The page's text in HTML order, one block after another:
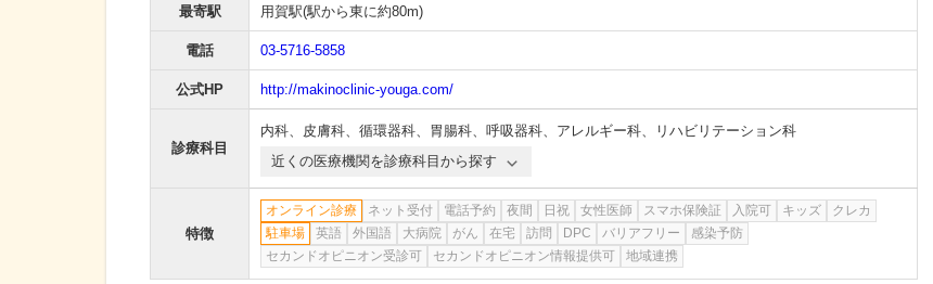
最寄駅 用賀駅(駅から東に約80m)
電話 03-5716-5858
公式HP http://makinoclinic-youga.com/
診療科目
内科、 皮膚科、 循環器科、 胃腸科、 呼吸器科、 アレルギー科、
リハビリテーション科
近くの医療機関を診療科目から探す
特徴
オンライン診療 ネット受付 電話予約 夜間 日祝 女性医師 スマホ保険証 入院可 キッズ
クレカ
駐車場
英語 外国語 大病院 がん 在宅 訪問 DPC バリアフリー
感染予防
セカンドオピニオン受診可
セカンドオピニオン情報提供可 地域連携